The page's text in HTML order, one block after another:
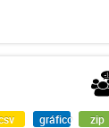
gráfico zip